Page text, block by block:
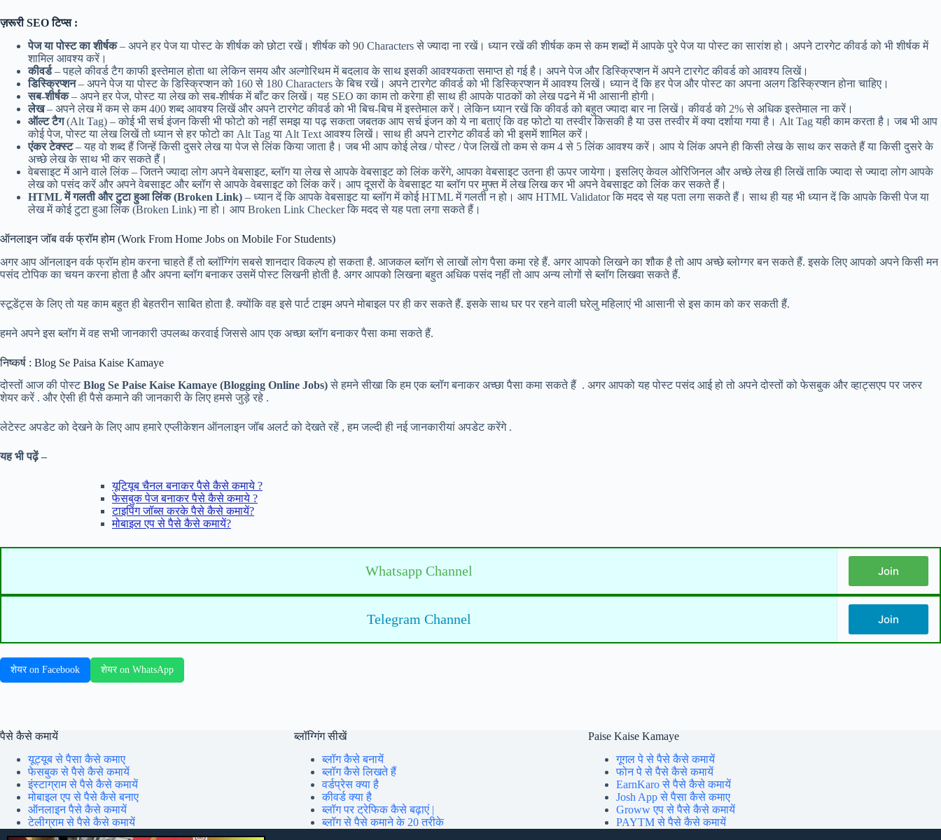
ज़रूरी SEO टिप्स :
पेज या पोस्ट का शीर्षक– अपने हर पेज या पोस्ट के शीर्षक को छोटा रखें। शीर्षक को 90 Characters से ज्यादा ना रखें। ध्यान रखें की शीर्षक कम से कम शब्दों में आपके पुरे पेज या पोस्ट का सारांश हो। अपने टारगेट कीवर्ड को भी शीर्षक में
शामिल आवश्य करें।
कीवर्ड– पहले कीवर्ड टैग काफी इस्तेमाल होता था लेकिन समय और अल्गोरिथम में बदलाव के साथ इसकी आवश्यकता समाप्त हो गई है। अपने पेज और डिस्क्रिप्शन में अपने टारगेट कीवर्ड को आवश्य लिखें।
डिस्क्रिप्शन– अपने पेज या पोस्ट के डिस्क्रिप्शन को 160 से 180 Characters के बिच रखें। अपने टारगेट कीवर्ड को भी डिस्क्रिप्शन में आवश्य लिखें। ध्यान दें कि हर पेज और पोस्ट का अपना अलग डिस्क्रिप्शन होना चाहिए।
सब-शीर्षक– अपने हर पेज, पोस्ट या लेख को सब-शीर्षक में बाँट कर लिखें। यह SEO का काम तो करेगा ही साथ ही आपके पाठकों को लेख पढने में भी आसानी होगी।
लेख– अपने लेख में कम से कम 400 शब्द आवश्य लिखें और अपने टारगेट कीवर्ड को भी बिच-बिच में इस्तेमाल करें। लेकिन ध्यान रखें कि कीवर्ड को बहुत ज्यादा बार ना लिखें। कीवर्ड को 2% से अधिक इस्तेमाल ना करें।
ऑल्ट टैग(Alt Tag) – कोई भी सर्च इंजन किसी भी फोटो को नहीं समझ या पढ़ सकता जबतक आप सर्च इंजन को ये ना बताएं कि वह फोटो या तस्वीर किसकी है या उस तस्वीर में क्या दर्शाया गया है। Alt Tag यही काम करता है। जब भी आप
कोई पेज, पोस्ट या लेख लिखें तो ध्यान से हर फोटो का Alt Tag या Alt Text आवश्य लिखें। साथ ही अपने टारगेट कीवर्ड को भी इसमें शामिल करें।
एंकर टेक्स्ट– यह वो शब्द हैं जिन्हें किसी दुसरे लेख या पेज से लिंक किया जाता है। जब भी आप कोई लेख / पोस्ट / पेज लिखें तो कम से कम 4 से 5 लिंक आवश्य करें। आप ये लिंक अपने ही किसी लेख के साथ कर सकते हैं या किसी दुसरे के
अच्छे लेख के साथ भी कर सकते हैं।
वेबसाइट में आने वाले लिंक – जितने ज्यादा लोग अपने वेबसाइट, ब्लॉग या लेख से आपके वेबसाइट को लिंक करेंगे, आपका वेबसाइट उतना ही ऊपर जायेगा। इसलिए केवल ओरिजिनल और अच्छे लेख ही लिखें ताकि ज्यादा से ज्यादा लोग आपके
लेख को पसंद करें और अपने वेबसाइट और ब्लॉग से आपके वेबसाइट को लिंक करें। आप दूसरों के वेबसाइट या ब्लॉग पर मुफ्त में लेख लिख कर भी अपने वेबसाइट को लिंक कर सकते हैं।
HTML में गलती और टुटा हुआ लिंक (Broken Link) – ध्यान दें कि आपके वेबसाइट या ब्लॉग में कोई HTML में गलती न हो। आप HTML Validator कि मदद से यह पता लगा सकते हैं। साथ ही यह भी ध्यान दें कि आपके किसी पेज या
लेख में कोई टुटा हुआ लिंक (Broken Link) ना हो। आप Broken Link Checker कि मदद से यह पता लगा सकते हैं।
ऑनलाइन जॉब वर्क फ्रॉम होम (Work From Home Jobs on Mobile For Students)
अगर आप ऑनलाइन वर्क फ्रॉम होम करना चाहते हैं तो ब्लॉग्गिंग सबसे शानदार विकल्प हो सकता है. आजकल ब्लॉग से लाखों लोग पैसा कमा रहे हैं. अगर आपको लिखने का शौक है तो आप अच्छे ब्लोग्गर बन सकते हैं. इसके लिए आपको अपने किसी मन
पसंद टोपिक का चयन करना होता है और अपना ब्लॉग बनाकर उसमें पोस्ट लिखनी होती है. अगर आपको लिखना बहुत अधिक पसंद नहीं तो आप अन्य लोगों से ब्लॉग लिखवा सकते हैं.
स्टूडेंट्स के लिए तो यह काम बहुत ही बेहतरीन साबित होता है. क्योंकि वह इसे पार्ट टाइम अपने मोबाइल पर ही कर सकते हैं. इसके साथ घर पर रहने वाली घरेलु महिलाएं भी आसानी से इस काम को कर सकती हैं.
हमने अपने इस ब्लॉग में वह सभी जानकारी उपलब्ध करवाई जिससे आप एक अच्छा ब्लॉग बनाकर पैसा कमा सकते हैं.
निष्कर्ष : Blog Se Paisa Kaise Kamaye
दोस्तों आज की पोस्टBlog Se Paise Kaise Kamaye (Blogging Online Jobs)से हमने सीखा कि हम एक ब्लॉग बनाकर अच्छा पैसा कमा सकते हैं . अगर आपको यह पोस्ट पसंद आई हो तो अपने दोस्तों को फेसबुक और व्हाट्सएप पर जरुर
शेयर करें . और ऐसी ही पैसे कमाने की जानकारी के लिए हमसे जुड़े रहे .
लेटेस्ट अपडेट को देखने के लिए आप हमारे एप्लीकेशन ऑनलाइन जॉब अलर्ट को देखते रहें , हम जल्दी ही नई जानकारीयां अपडेट करेंगे .
यह भी पढ़ें –
यूटियूब चैनल बनाकर पैसे कैसे कमाये ?
फेसबुक पेज बनाकर पैसे कैसे कमाये ?
टाइपिंग जॉब्स करके पैसे कैसे कमायें?
मोबाइल एप से पैसे कैसे कमायें?
Whatsapp Channel Join
Telegram Channel Join
शेयर on Facebook शेयर on WhatsApp
पैसे कैसे कमायें
यूट्यूब से पैसा कैसे कमाए
फेसबुक से पैसे कैसे कमायें
इंस्टाग्राम से पैसे कैसे कमायें
मोबाइल एप से पैसे कैसे बनाए
ऑनलाइन पैसे कैसे कमायें
टेलीग्राम से पैसे कैसे कमायें
ब्लॉग्गिंग सीखें
ब्लॉग कैसे बनायें
ब्लॉग कैसे लिखते हैं
वर्डप्रेस क्या है
कीवर्ड क्या है
ब्लॉग पर ट्रेफिक कैसे बढ़ाएं |
ब्लॉग से पैसे कमाने के 20 तरीके
Paise Kaise Kamaye
गूगल पे से पैसे कैसे कमायें
फोन पे से पैसे कैसे कमायें
EarnKaro से पैसे कैसे कमायें
Josh App से पैसा कैसे कमाए
Groww एप से पैसे कैसे कमायें
PAYTM से पैसे कैसे कमायें